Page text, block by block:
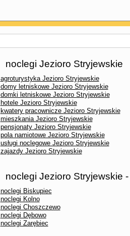
noclegi Jezioro Stryjewskie
agroturystyka Jezioro Stryjewskie
domy letniskowe Jezioro Stryjewskie
domki letniskowe Jezioro Stryjewskie
hotele Jezioro Stryjewskie
kwatery pracownicze Jezioro Stryjewskie
mieszkania Jezioro Stryjewskie
pensjonaty Jezioro Stryjewskie
pola namiotowe Jezioro Stryjewskie
usługi noclegowe Jezioro Stryjewskie
zajazdy Jezioro Stryjewskie
noclegi Jezioro Stryjewskie
noclegi Biskupiec
noclegi Kolno
noclegi Choszczewo
noclegi Dębowo
noclegi Zarębiec